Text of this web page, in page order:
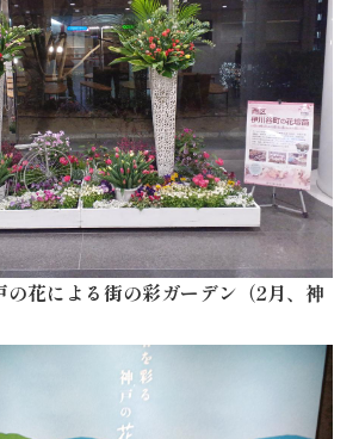
の花による街の彩ガーデン（2月、神